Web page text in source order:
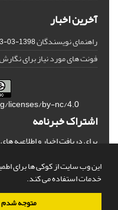
این وب سایت از کوکی ها برای
خدمات استفاده می کند.
متوجه شدم
آخرین اخبار
راهنمای نویسندگان1398-03-23
فونت های مورد نیاز برای
licenses/by-nc/4.0/
اشتراک خبرنامه
برای دریافت اخبار و اطلاعیه